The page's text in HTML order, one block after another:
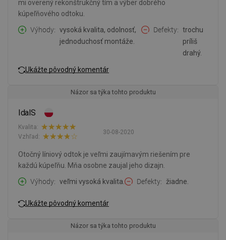
mi overený rekonštrukčný tím a výber dobrého
kúpeľňového odtoku.
Výhody
vysoká kvalita, odolnosť,
jednoduchosť montáže.
Defekty
trochu
príliš
drahý.
Ukážte pôvodný komentár
Názor sa týka tohto produktu
IdalS
30-08-2020
Kvalita:
Vzhľad:
Otočný líniový odtok je veľmi zaujímavým riešením pre
každú kúpeľňu. Mňa osobne zaujal jeho dizajn.
Výhody
veľmi vysoká kvalita. Defekty žiadne.
Ukážte pôvodný komentár
Názor sa týka tohto produktu